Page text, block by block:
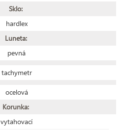
Sklo:
hardlex
Luneta:
pevná
tachymetr
ocelová
Korunka:
vytahovací